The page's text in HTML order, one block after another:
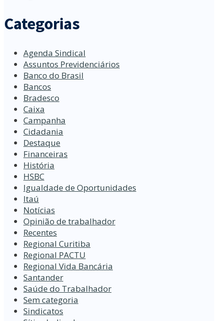
Categorias
Agenda Sindical
Assuntos Previdenciários
Banco do Brasil
Bancos
Bradesco
Caixa
Campanha
Cidadania
Destaque
Financeiras
História
HSBC
Igualdade de Oportunidades
Itaú
Notícias
Opinião de trabalhador
Recentes
Regional Curitiba
Regional PACTU
Regional Vida Bancária
Santander
Saúde do Trabalhador
Sem categoria
Sindicatos